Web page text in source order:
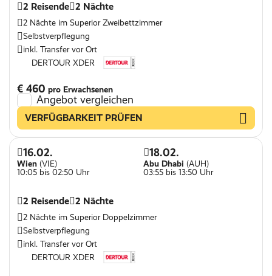
2 Reisende 2 Nächte
2 Nächte im Superior Zweibettzimmer
Selbstverpflegung
inkl. Transfer vor Ort
DERTOUR XDER
€ 460 pro Erwachsenen
Angebot vergleichen
VERFÜGBARKEIT PRÜFEN
16.02.
Wien (VIE)
10:05 bis 02:50 Uhr
18.02.
Abu Dhabi (AUH)
03:55 bis 13:50 Uhr
2 Reisende 2 Nächte
2 Nächte im Superior Doppelzimmer
Selbstverpflegung
inkl. Transfer vor Ort
DERTOUR XDER